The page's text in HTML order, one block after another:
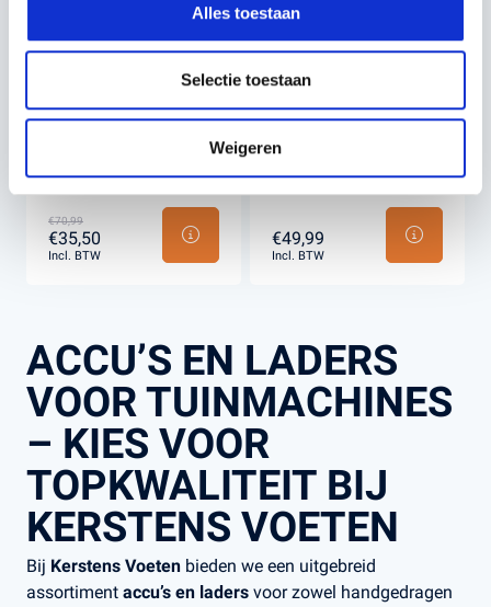
Alles toestaan
Selectie toestaan
Weigeren
(80W)
€70,99
€35,50
Incl. BTW
€49,99
Incl. BTW
ACCU’S EN LADERS
VOOR TUINMACHINES
– KIES VOOR
TOPKWALITEIT BIJ
KERSTENS VOETEN
Bij Kerstens Voeten bieden we een uitgebreid
assortiment accu’s en laders voor zowel handgedragen